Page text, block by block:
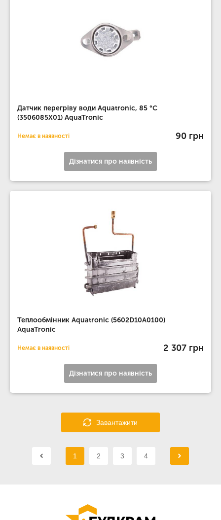
Датчик перегріву води Aquatronic, 85 °С
(3506085X01) AquaTronic
Немає в наявності 90 грн
Дізнатися про наявність
Теплообмінник Aquatronic (5602D10A0100)
AquaTronic
Немає в наявності 2 307 грн
Дізнатися про наявність
Завантажити
1 2 3 4